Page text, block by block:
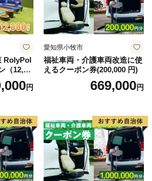
RolyPol
（12,00
円
愛知県小牧市
福祉車両・介護車両改造に使
えるクーポン券(200,000 円)
669,000円